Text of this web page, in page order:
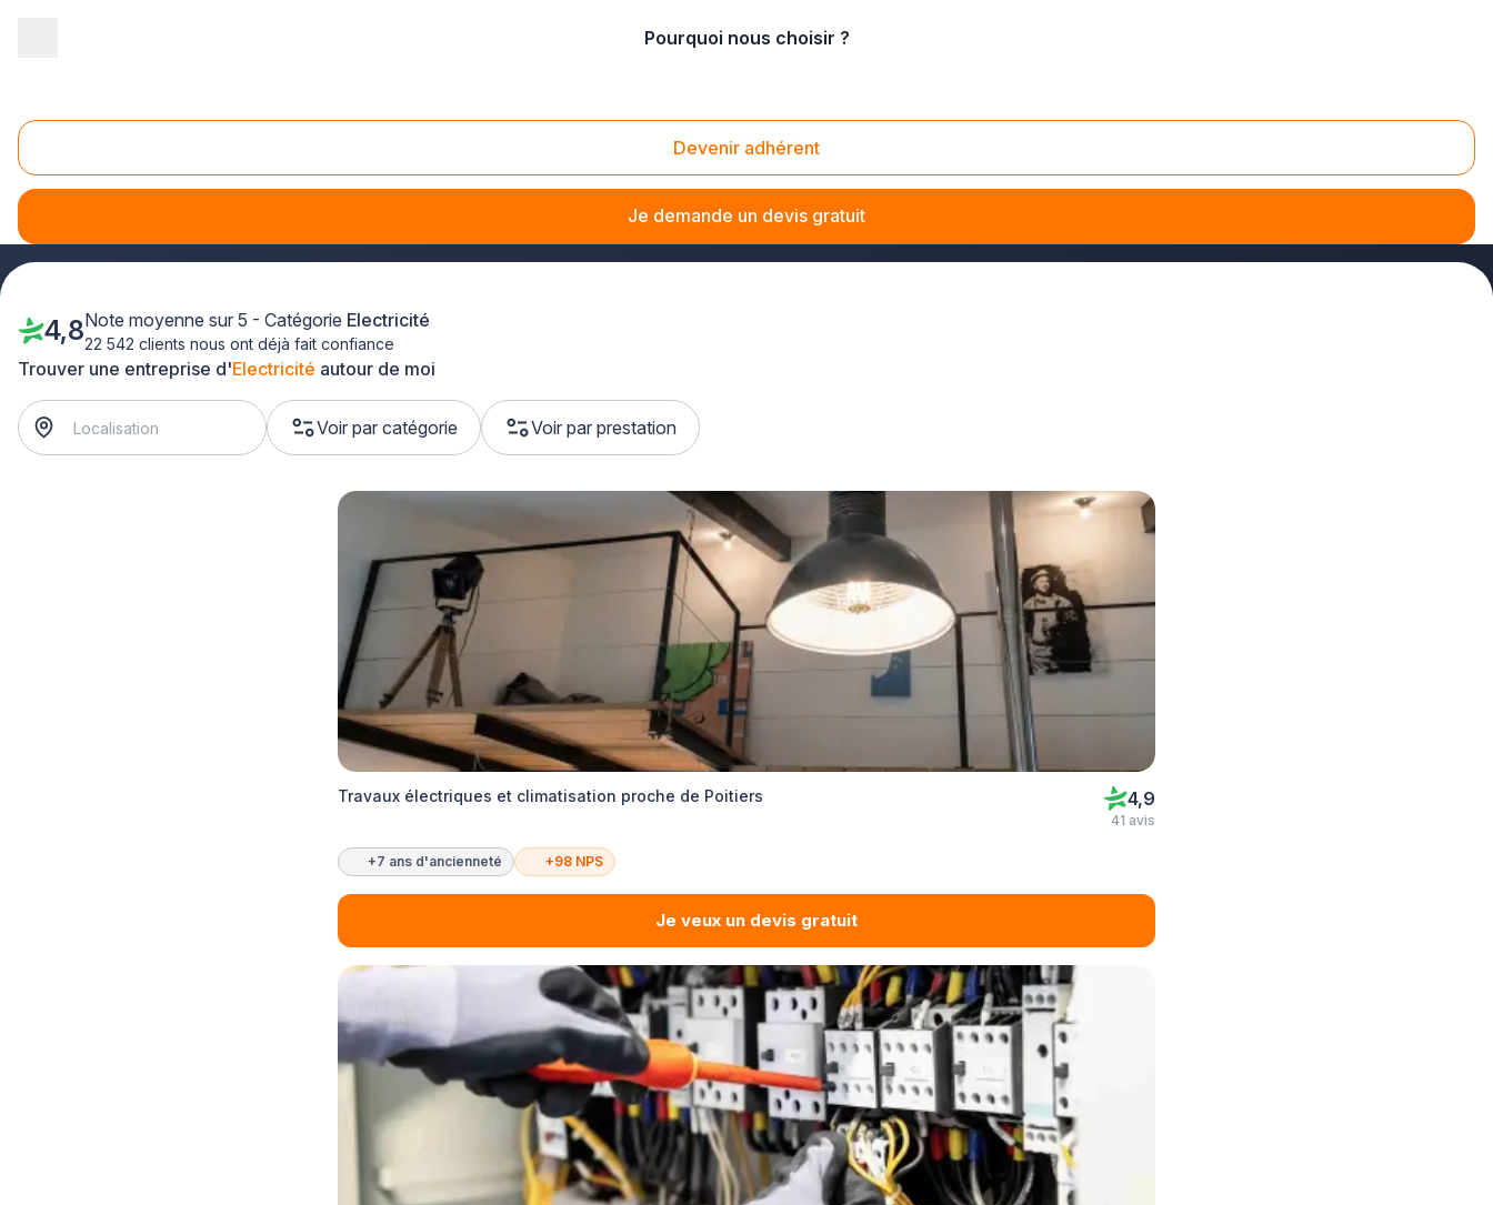
Pourquoi nous choisir ?
Devenir adhérent
Je demande un devis gratuit
Electricité Vienne (86)
Plus que PRO est votre outil de recherche d'électriciens dans la Vienne : vous n'aurez aucun mal à dénicher quelqu'un capable d'installer un chauffe-eau électrique ou réparer
un panneau électrique.
Trouver une entreprise d'Electricité autour de moi
Voir par catégorie Voir par prestation
4,8Note moyenne sur 5 - Catégorie Electricité
22 542 clients nous ont déjà fait confiance
Travaux électriques et climatisation proche de Poitiers 4,9
41 avis
+7 ans d'ancienneté +98 NPS
Je veux un devis gratuit